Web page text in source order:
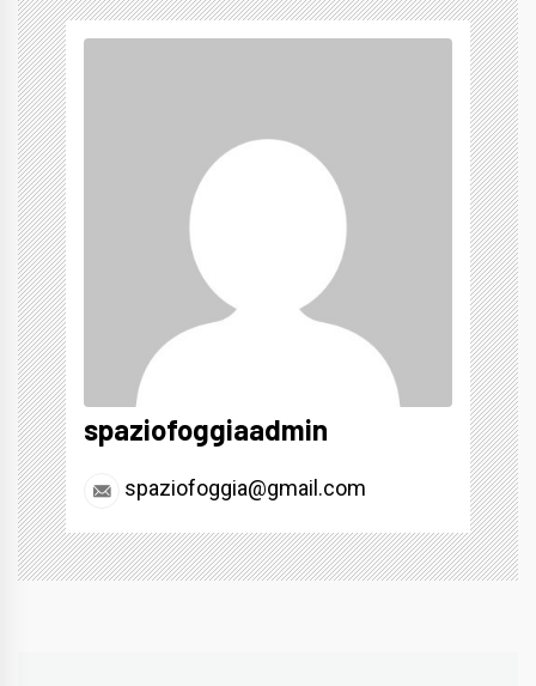
spaziofoggiaadmin
spaziofoggia@gmail.com